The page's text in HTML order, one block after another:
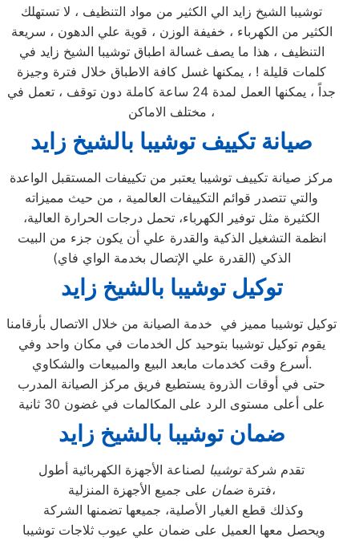
توشيبا الشيخ زايد الي الكثير من مواد التنظيف ، لا تستهلك
الكثير من الكهرباء ، خفيفة الوزن ، قوية علي الدهون ، سريعة
التنظيف ، هذا ما يصف غسالة اطباق توشيبا الشيخ زايد في
كلمات قليلة ! ، يمكنها غسل كافة الاطباق خلال فترة وجيزة
جداً ، يمكنها العمل لمدة 24 ساعة كاملة دون توقف ، تعمل في
مختلف الاماكن ،
صيانة تكييف توشيبا بالشيخ زايد
مركز صيانة تكييف توشيبا يعتبر من تكييفات المستقبل الواعدة
والتي تتصدر قوائم التكييفات العالمية ، من حيث مميزاته
الكثيرة مثل توفير الكهرباء، تحمل درجات الحرارة العالية،
انظمة التشغيل الذكية والقدرة علي أن يكون جزء من البيت
الذكي (القدرة علي الإتصال بخدمة الواي فاي)
توكيل توشيبا بالشيخ زايد
توكيل توشيبا مميز في خدمة الصيانة من خلال الاتصال بأرقامنا
يقوم توكيل توشيبا بتوحيد كل الخدمات في مكان واحد وفي
أسرع وقت كخدمات مابعد البيع والمبيعات والشكاوي.
حتى في أوقات الذروة يستطيع فريق مركز الصيانة المدرب
على أعلى مستوى الرد على المكالمات في غضون 30 ثانية
ضمان توشيبا بالشيخ زايد
تقدم شركةتوشيبا لصناعة الأجهزة الكهربائية أطول
فترةضمان
على جميع الأجهزة المنزلية،
وكذلك قطع الغيار الأصلية، جميعها تضمنها الشركة